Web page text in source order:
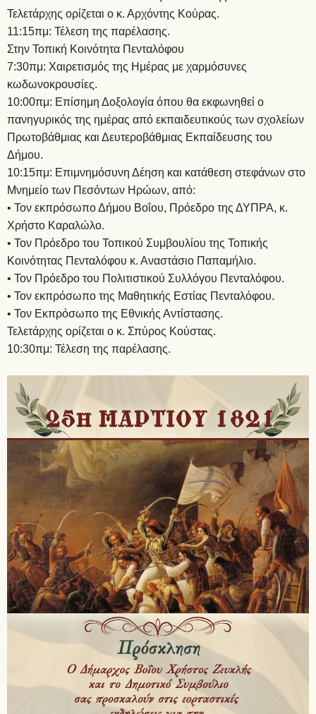
Τελετάρχης ορίζεται ο κ. Αρχόντης Κούρας.
11:15πμ: Τέλεση της παρέλασης.
Στην Τοπική Κοινότητα Πενταλόφου
7:30πμ: Χαιρετισμός της Ημέρας με χαρμόσυνες
κωδωνοκρουσίες.
10:00πμ: Επίσημη Δοξολογία όπου θα εκφωνηθεί ο
πανηγυρικός της ημέρας από εκπαιδευτικούς των σχολείων
Πρωτοβάθμιας και Δευτεροβάθμιας Εκπαίδευσης του
Δήμου.
10:15πμ: Επιμνημόσυνη Δέηση και κατάθεση στεφάνων στο
Μνημείο των Πεσόντων Ηρώων, από:
• Τον εκπρόσωπο Δήμου Βοΐου, Πρόεδρο της ΔΥΠΡΑ, κ.
Χρήστο Καραλώλο.
• Τον Πρόεδρο του Τοπικού Συμβουλίου της Τοπικής
Κοινότητας Πενταλόφου κ. Αναστάσιο Παπαμήλιο.
• Τον Πρόεδρο του Πολιτιστικού Συλλόγου Πενταλόφου.
• Τον εκπρόσωπο της Μαθητικής Εστίας Πενταλόφου.
• Τον Εκπρόσωπο της Εθνικής Αντίστασης.
Τελετάρχης ορίζεται ο κ. Σπύρος Κούστας.
10:30πμ: Τέλεση της παρέλασης.